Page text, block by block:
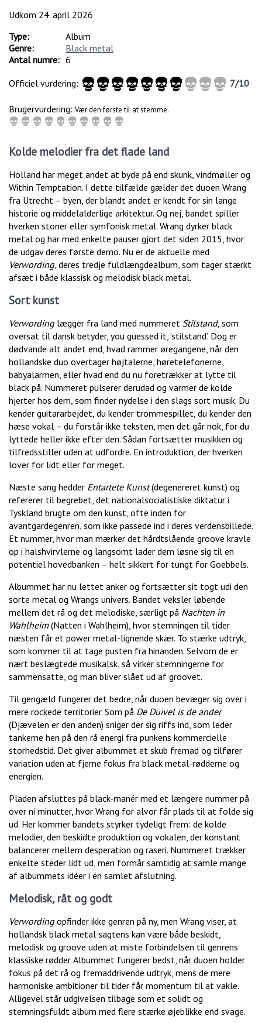
Udkom 24. april 2026
Type:
Album
Genre:
Black metal
Antal numre: 6
Officiel vurdering:
7/10
Brugervurdering: Vær den første til at stemme.
Kolde melodier fra det flade land
Holland har meget andet at byde på end skunk, vindmøller og
Within Temptation. I dette tilfælde gælder det duoen Wrang
fra Utrecht – byen, der blandt andet er kendt for sin lange
historie og middelalderlige arkitektur. Og nej, bandet spiller
hverken stoner eller symfonisk metal. Wrang dyrker black
metal og har med enkelte pauser gjort det siden 2015, hvor
de udgav deres første demo. Nu er de aktuelle med
Verwording, deres tredje fuldlængdealbum, som tager stærkt
afsæt i både klassisk og melodisk black metal.
Sort kunst
Verwording lægger fra land med nummeret Stilstand, som
oversat til dansk betyder, you guessed it, ’stilstand’. Dog er
dødvande alt andet end, hvad rammer øregangene, når den
hollandske duo overtager højtalerne, høretelefonerne,
babyalarmen, eller hvad end du nu foretrækker at lytte til
black på. Nummeret pulserer derudad og varmer de kolde
hjerter hos dem, som finder nydelse i den slags sort musik. Du
kender guitararbejdet, du kender trommespillet, du kender den
hæse vokal – du forstår ikke teksten, men det går nok, for du
lyttede heller ikke efter den. Sådan fortsætter musikken og
tilfredsstiller uden at udfordre. En introduktion, der hverken
lover for lidt eller for meget.
Næste sang hedder Entartete Kunst(degenereret kunst) og
refererer til begrebet, det nationalsocialistiske diktatur i
Tyskland brugte om den kunst, ofte inden for
avantgardegenren, som ikke passede ind i deres verdensbillede.
Et nummer, hvor man mærker det hårdtslående groove kravle
op i halshvirvlerne og langsomt lader dem løsne sig til en
potentiel hovedbanken – helt sikkert for tungt for Goebbels.
Albummet har nu lettet anker og fortsætter sit togt udi den
sorte metal og Wrangs univers. Bandet veksler løbende
mellem det rå og det melodiske, særligt på Nachten in
Wahlheim(Natten i Wahlheim), hvor stemningen til tider
næsten får et power metal-lignende skær. To stærke udtryk,
som kommer til at tage pusten fra hinanden. Selvom de er
nært beslægtede musikalsk, så virker stemningerne for
sammensatte, og man bliver slået ud af groovet.
Til gengæld fungerer det bedre, når duoen bevæger sig over i
mere rockede territorier. Som på De Duivel is de ander
(Djævelen er den anden) sniger der sig riffs ind, som leder
tankerne hen på den rå energi fra punkens kommercielle
storhedstid. Det giver albummet et skub fremad og tilfører
variation uden at fjerne fokus fra black metal-rødderne og
energien.
Pladen afsluttes på black-manér med et længere nummer på
over ni minutter, hvor Wrang for alvor får plads til at folde sig
ud. Her kommer bandets styrker tydeligt frem: de kolde
melodier, den beskidte produktion og vokalen, der konstant
balancerer mellem desperation og raseri. Nummeret trækker
enkelte steder lidt ud, men formår samtidig at samle mange
af albummets idéer i én samlet afslutning.
Melodisk, råt og godt
Verwordingopfinder ikke genren på ny, men Wrang viser, at
hollandsk black metal sagtens kan være både beskidt,
melodisk og groove uden at miste forbindelsen til genrens
klassiske rødder. Albummet fungerer bedst, når duoen holder
fokus på det rå og fremaddrivende udtryk, mens de mere
harmoniske ambitioner til tider får momentum til at vakle.
Alligevel står udgivelsen tilbage som et solidt og
stemningsfuldt album med flere stærke øjeblikke end svage.